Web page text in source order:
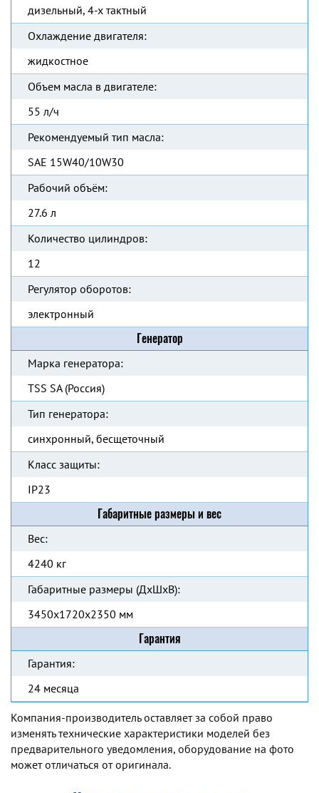
дизельный, 4-х тактный
Охлаждение двигателя:
жидкостное
Объем масла в двигателе:
55 л/ч
Рекомендуемый тип масла:
SAE 15W40/10W30
Рабочий объём:
27.6 л
Количество цилиндров:
12
Регулятор оборотов:
электронный
Генератор
Марка генератора:
TSS SA (Россия)
Тип генератора:
синхронный, бесщеточный
Класс защиты:
IP23
Габаритные размеры и вес
Вес:
4240 кг
Габаритные размеры (ДхШхВ):
3450x1720x2350 мм
Гарантия
Гарантия:
24 месяца
Компания-производитель оставляет за собой право
изменять технические характеристики моделей без
предварительного уведомления, оборудование на фото
может отличаться от оригинала.